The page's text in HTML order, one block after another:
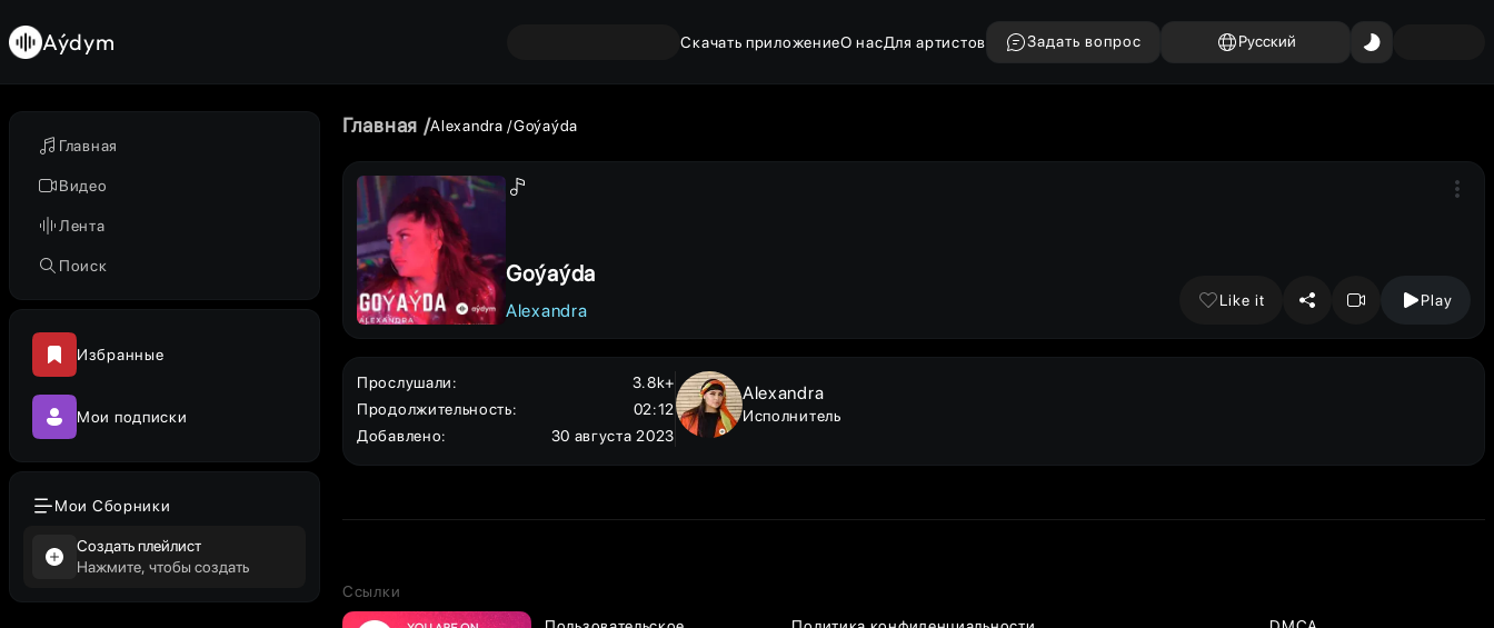
Главная
Видео
Лента
Поиск
Избранные
Мои подписки
Мои Сборники
Создать плейлист
Нажмите, чтобы создать
Aýdym Скачать приложениеО насДля артистов Задать вопрос Русский
Главная Alexandra Goýaýda
Goýaýda
Alexandra
Like it Play
Прослушали:
3.8k+
Продолжительность:
02:12
Добавлено: 30 августа 2023
Alexandra
Исполнитель
Ссылки